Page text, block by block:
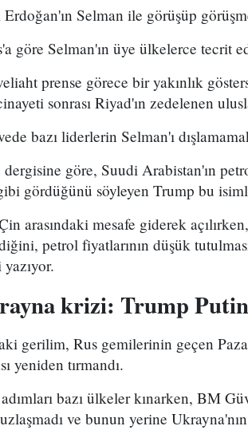
Erdoğan'ın Selman ile görüşüp
göre Selman'ın üye ülkelerce tecrit
prense görece bir yakınlık
sonrası Riyad'ın zedelenen
bazı liderlerin Selman'ı
göre, Suudi Arabistan'ın
gördüğünü söyleyen Trump bu
arasındaki mesafe giderek
petrol fiyatlarının düşük
krizi: Trump
gerilim, Rus gemilerinin geçen
yeniden tırmandı.
adımları bazı ülkeler kınarken, BM
ve bunun yerine